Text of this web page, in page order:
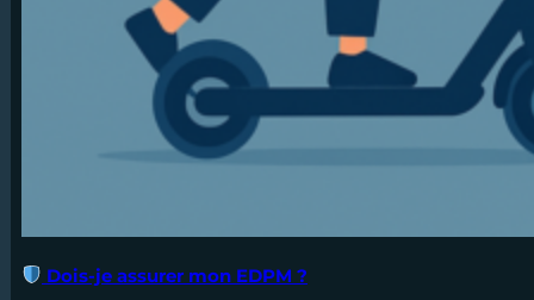
Dois-je assurer mon EDPM ?